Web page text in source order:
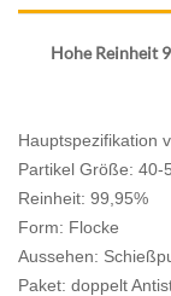
Hohe Reinheit
Hauptspezifikation
Partikel Größe: 40-
Reinheit: 99,95%
Form: Flocke
Aussehen:
Paket: doppelt